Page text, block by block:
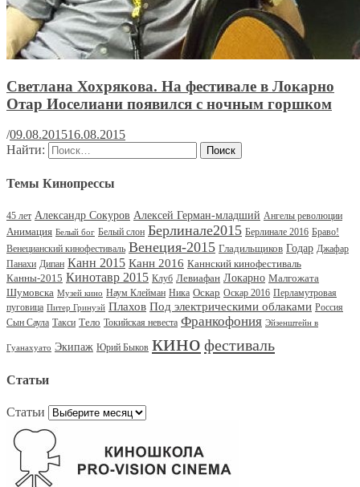
Светлана Хохрякова. На фестивале в Локарно
Отар Иоселиани появился с ночным горшком
/09.08.201516.08.2015
Найти:
Темы Кинопрессы
45 лет Александр Сокуров Алексей Герман-младший Ангелы революции
Анимация Белый бог Белый слон Берлинале2015 Берлинале 2016 Браво!
Венецианский кинофестиваль Венеция-2015 Гладильщиков Годар Джафар
Панахи Дипан Канн 2015 Канн 2016 Каннский кинофестиваль
Канны-2015 Кинотавр 2015 Клуб Левиафан Локарно Малгожата
Шумовска Музей кино Наум Клейман Ника Оскар Оскар 2016 Перламутровая
пуговица Питер Гринуэй Плахов Под электрическими облаками Россия
Сын Саула Такси Тело Токийская невеста Франкофония Эйзенштейн в
Гуанахуато Экипаж Юрий Быков кино фестиваль
Статьи
Статьи